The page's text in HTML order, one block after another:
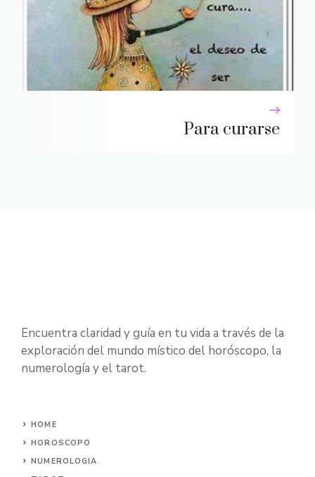
Para curarse
Encuentra claridad y guía en tu vida a través de la
exploración del mundo místico del horóscopo, la
numerología y el tarot.
HOME
HOROSCOPO
NUMEROLOGIA